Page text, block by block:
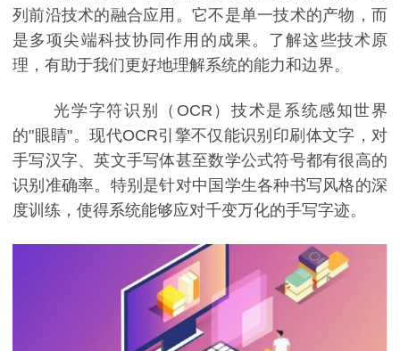
列前沿技术的融合应用。它不是单一技术的产物，而
是多项尖端科技协同作用的成果。了解这些技术原
理，有助于我们更好地理解系统的能力和边界。
光学字符识别（OCR）技术是系统感知世界
的"眼睛"。现代OCR引擎不仅能识别印刷体文字，对
手写汉字、英文手写体甚至数学公式符号都有很高的
识别准确率。特别是针对中国学生各种书写风格的深
度训练，使得系统能够应对千变万化的手写字迹。